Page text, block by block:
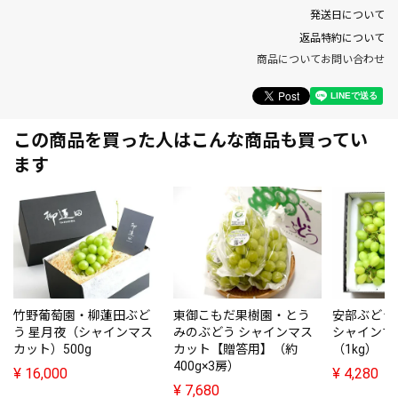
発送日について
返品特約について
商品についてお問い合わせ
この商品を買った人はこんな商品も買ってい
ます
竹野葡萄園・柳蓮田ぶど
う 星月夜（シャインマス
カット）500g
¥ 16,000
東御こもだ果樹園・とう
みのぶどう シャインマス
カット【贈答用】（約
400g×3房）
¥ 7,680
安部ぶど
シャイン
（1kg）
¥ 4,280